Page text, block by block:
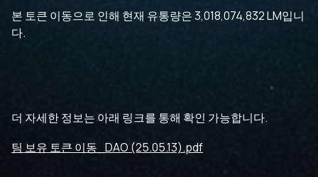
본 토큰 이동으로 인해 현재 유통량은 3,018,074,832 LM입니
다.
더 자세한 정보는 아래 링크를 통해 확인 가능합니다.
팀 보유 토큰 이동_DAO (25.05.13).pdf